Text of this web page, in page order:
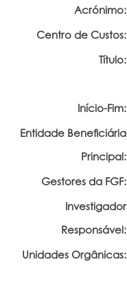
Acrónimo:
Centro de Custos:
Título:
Início-Fim:
Entidade Beneficiária
Principal:
Gestores da FGF:
Investigador
Responsável:
Unidades Orgânicas: